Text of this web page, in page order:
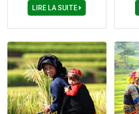
Phan ThietLIRE LA SUITE